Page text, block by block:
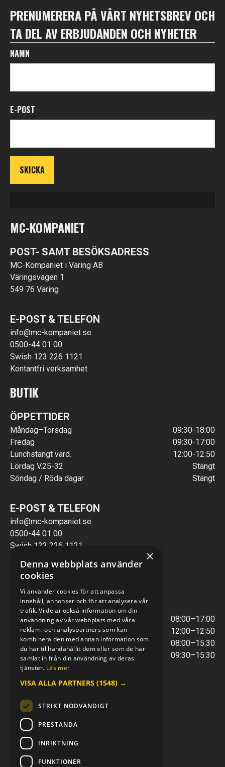
PRENUMERERA PÅ VÅRT NYHETSBREV OCH
TA DEL AV ERBJUDANDEN OCH NYHETER
NAMN
E-POST
MC-KOMPANIET
POST- SAMT BESÖKSADRESS
MC-Kompaniet i Väring AB
Väringsvägen 1
549 76 Väring
E-POST & TELEFON
info@mc-kompaniet.se
0500-44 01 00
Swish 123 226 1121
Kontantfri verksamhet
BUTIK
ÖPPETTIDER
Måndag–Torsdag
09:30-18:00
Fredag
09:30-17:00
Lunchstängt vard.
12:00-12:50
Lördag V.25-32
Stängt
Söndag / Röda dagar
Stängt
E-POST & TELEFON
info@mc-kompaniet.se
0500-44 01 00
Swish 123 226 1121
VERKSTAD
ÖPPETTIDER
Måndag - Torsdag
08:00–17:00
Lunchstängt
12:00–12:50
Fredagar
08:00–15:30
Telefontider
09:30–15:30
E-POST & TELEFON
verkstaden@mc-kompaniet.se
0500-44 01 00
Swish 123 226 1121
Kontantfri verksamhet
FÖLJ OSS
×
Denna webbplats använder
cookies
Vi använder cookies för att anpassa
innehåll, annonser och för att analysera vår
trafik. Vi delar också information om din
användning av vår webbplats med våra
reklam- och analyspartners som kan
kombinera den med annan information som
du har tillhandahållit dem eller som de har
samlat in från din användning av deras
tjänster. Läs mer
VISA ALLA PARTNERS (1548) →
STRIKT NÖDVÄNDIGT
PRESTANDA
INRIKTNING
FUNKTIONER